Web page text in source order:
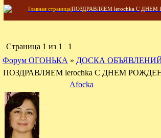
Главная страница|ПОЗДРАВЛЯЕМ lerochka С
Страница 1 из 1
1
Форум ОГОНЬКА » ДОСКА
ПОЗДРАВЛЯЕМ lerochka С ДНЕМ
Afocka